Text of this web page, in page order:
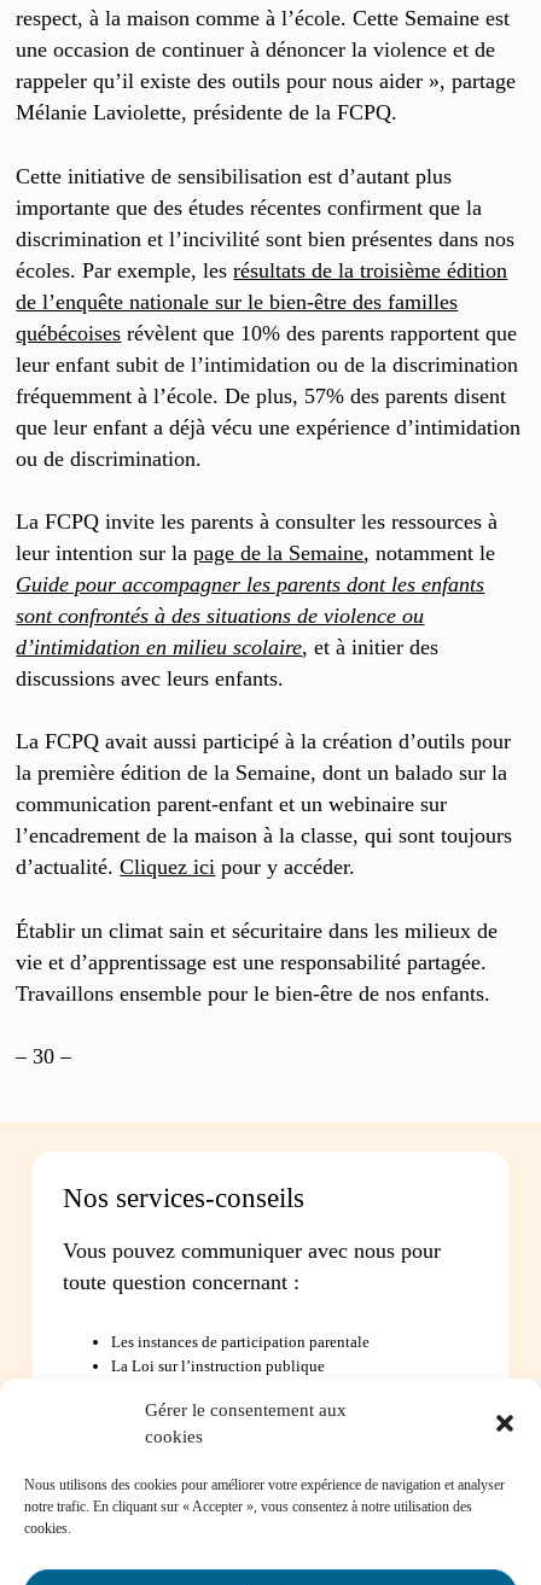
Gérer le consentement aux
cookies
Nous utilisons des cookies pour améliorer votre expérience de navigation et analyser
notre trafic. En cliquant sur « Accepter », vous consentez à notre utilisation des
cookies.
respect, à la maison comme à l’école. Cette Semaine est
une occasion de continuer à dénoncer la violence et de
rappeler qu’il existe des outils pour nous aider », partage
Mélanie Laviolette, présidente de la FCPQ.
Cette initiative de sensibilisation est d’autant plus
importante que des études récentes confirment que la
discrimination et l’incivilité sont bien présentes dans nos
écoles. Par exemple, lesrésultats de la troisième édition
de l’enquête nationale sur le bien-être des familles
québécoises révèlent que 10% des parents rapportent que
leur enfant subit de l’intimidation ou de la discrimination
fréquemment à l’école. De plus, 57% des parents disent
que leur enfant a déjà vécu une expérience d’intimidation
ou de discrimination.
La FCPQ invite les parents à consulter les ressources à
leur intention sur lapage de la Semaine, notamment le
Guide pour accompagner les parents dont les enfants
sont confrontés à des situations de violence ou
d’intimidation en milieu scolaire, et à initier des
discussions avec leurs enfants.
La FCPQ avait aussi participé à la création d’outils pour
la première édition de la Semaine, dont un balado sur la
communication parent-enfant et un webinaire sur
l’encadrement de la maison à la classe, qui sont toujours
d’actualité.Cliquez ici pour y accéder.
Établir un climat sain et sécuritaire dans les milieux de
vie et d’apprentissage est une responsabilité partagée.
Travaillons ensemble pour le bien-être de nos enfants.
– 30 –
Nos services-conseils
Vous pouvez communiquer avec nous pour
toute question concernant :
Les instances de participation parentale
La Loi sur l’instruction publique
Le bien-être de votre enfant à l’école
Les problèmes de communication avec l’école
Contactez-nous